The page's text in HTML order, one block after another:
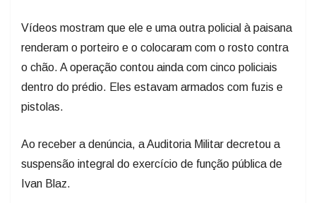
Vídeos mostram que ele e uma outra policial à paisana
renderam o porteiro e o colocaram com o rosto contra
o chão. A operação contou ainda com cinco policiais
dentro do prédio. Eles estavam armados com fuzis e
pistolas.
Ao receber a denúncia, a Auditoria Militar decretou a
suspensão integral do exercício de função pública de
Ivan Blaz.